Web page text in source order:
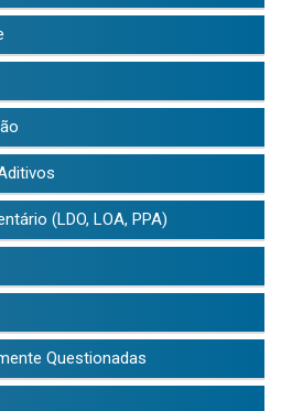
(LDO, LOA, PPA)
Questionadas